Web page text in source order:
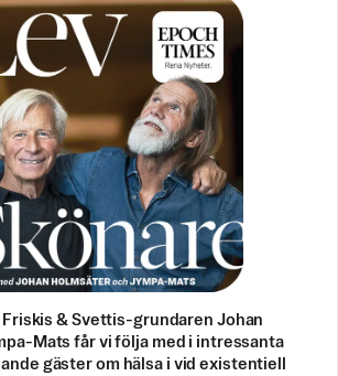
Friskis & Svettis-grundaren Johan
Mats får vi följa med i intressanta
gäster om hälsa i vid existentiell